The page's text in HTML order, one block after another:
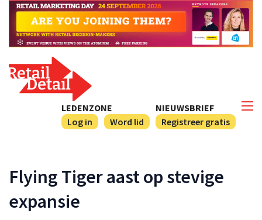
NIEUWSBRIEF
Registreer gratis
LEDENZONE
Log in
Word lid
Flying Tiger aast op stevige
expansie